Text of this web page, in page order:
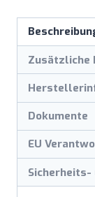
Zusätzliche
Dokumente
EU
Sicherheits-